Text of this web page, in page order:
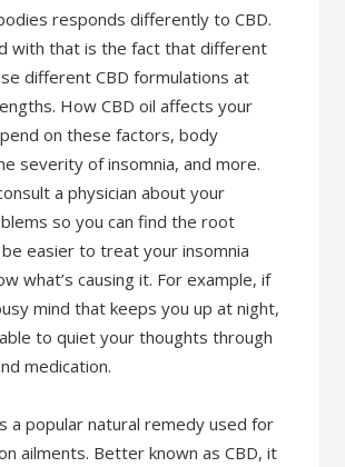
responds differently to CBD.
with that is the fact that different
different CBD formulations at
How CBD oil affects your
on these factors, body
severity of insomnia, and more.
a physician about your
so you can find the root
easier to treat your insomnia
what’s causing it. For example, if
mind that keeps you up at night,
to quiet your thoughts through
medication.
a popular natural remedy used for
ailments. Better known as CBD, it